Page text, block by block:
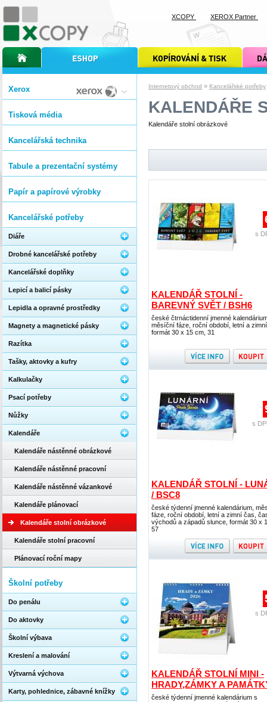
Internetový obchod » Kancelářské potřeby
KALENDÁŘE
Kalendáře stolní obrázkové
KALENDÁŘ STOLNÍ -
BAREVNÝ SVĚT / BSH6
české čtrnáctidenní jmenné
měsíční fáze, roční období, letní a
formát 30 x 15 cm, 31
s
KALENDÁŘ STOLNÍ -
/ BSC8
české týdenní jmenné kalendárium,
fáze, roční období, letní a zimní čas,
východů a západů slunce, formát 30 x
57
s
KALENDÁŘ STOLNÍ MINI -
HRADY,ZÁMKY A
české týdenní jmenné kalendárium s
s
Xerox
Tisková média
Kancelářská technika
Tabule a prezentační systémy
Papír a papírové výrobky
Kancelářské potřeby
Diáře
Drobné kancelářské potřeby
Kancelářské doplňky
Lepicí a balicí pásky
Lepidla a opravné prostředky
Magnety a magnetické pásky
Razítka
Tašky, aktovky a kufry
Kalkulačky
Psací potřeby
Nůžky
Kalendáře
Kalendáře nástěnné obrázkové
Kalendáře nástěnné pracovní
Kalendáře nástěnné vázankové
Kalendáře plánovací
Kalendáře stolní obrázkové
Kalendáře stolní pracovní
Plánovací roční mapy
Školní potřeby
Do penálu
Do aktovky
Školní výbava
Kreslení a malování
Výtvarná výchova
Karty, pohlednice, zábavné knížky
úvodní stránka xcopyinternetový obchod xcopy kopírování a tisk xcopy dárkové
XCOPY XEROX Partner